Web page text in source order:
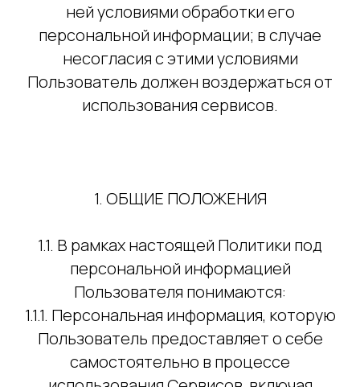
ней условиями обработки его
персональной информации; в случае
несогласия с этими условиями
Пользователь должен воздержаться от
использования сервисов.
1. ОБЩИЕ ПОЛОЖЕНИЯ
1.1. В рамках настоящей Политики под
персональной информацией
Пользователя понимаются:
1.1.1. Персональная информация, которую
Пользователь предоставляет о себе
самостоятельно в процессе